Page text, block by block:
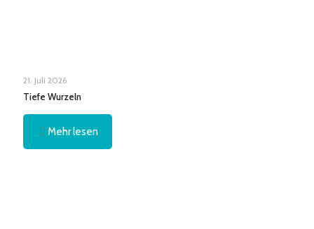
21. Juli 2026
Tiefe Wurzeln
Mehr lesen